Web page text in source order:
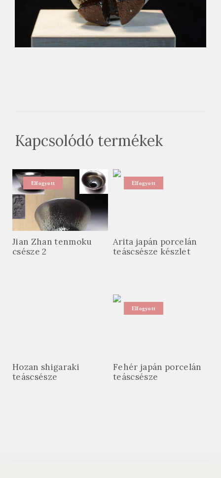
Kapcsolódó termékek
Elfogyott
Jian Zhan tenmoku
csésze 2
Elfogyott
Arita japán porcelán
teáscsésze készlet
Hozan shigaraki
teáscsésze
Elfogyott
Fehér japán porcelán
teáscsésze